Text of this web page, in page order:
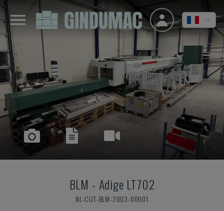
BLM - Adige LT702
NL-CUT-BLM-2003-00001